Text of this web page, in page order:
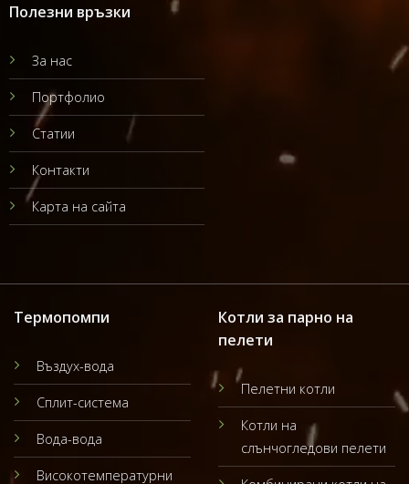
Полезни връзки
За нас
Портфолио
Статии
Контакти
Карта на сайта
Термопомпи
Въздух-вода
Сплит-система
Вода-вода
Високотемпературни
Котли за парно на
пелети
Пелетни котли
Котли на
слънчогледови пелети